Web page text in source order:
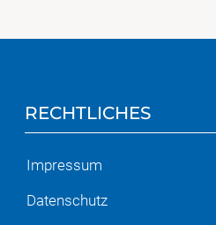
RECHTLICHES
Impressum
Datenschutz